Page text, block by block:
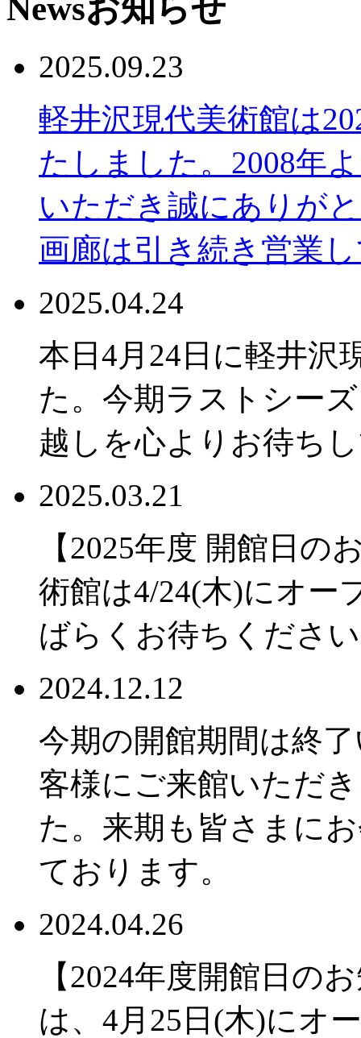
Newsお知らせ
2025.09.23
軽井沢現代美術館は
たしました。2008年
いただき誠にありが
画廊は引き続き営業
2025.04.24
本日4月24日に軽井沢
た。今期ラストシー
越しを心よりお待ち
2025.03.21
【2025年度 開館日の
術館は4/24(木)にオー
ばらくお待ちくださ
2024.12.12
今期の開館期間は終
客様にご来館いただ
た。来期も皆さまに
ております。
2024.04.26
【2024年度開館日の
は、4月25日(木)にオ